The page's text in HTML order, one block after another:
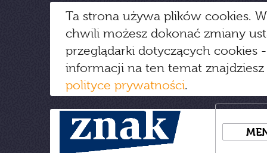
Ta strona używa plików cookies.
chwili możesz dokonać zmiany
przeglądarki dotyczących cookies
informacji na ten temat
polityce prywatności.